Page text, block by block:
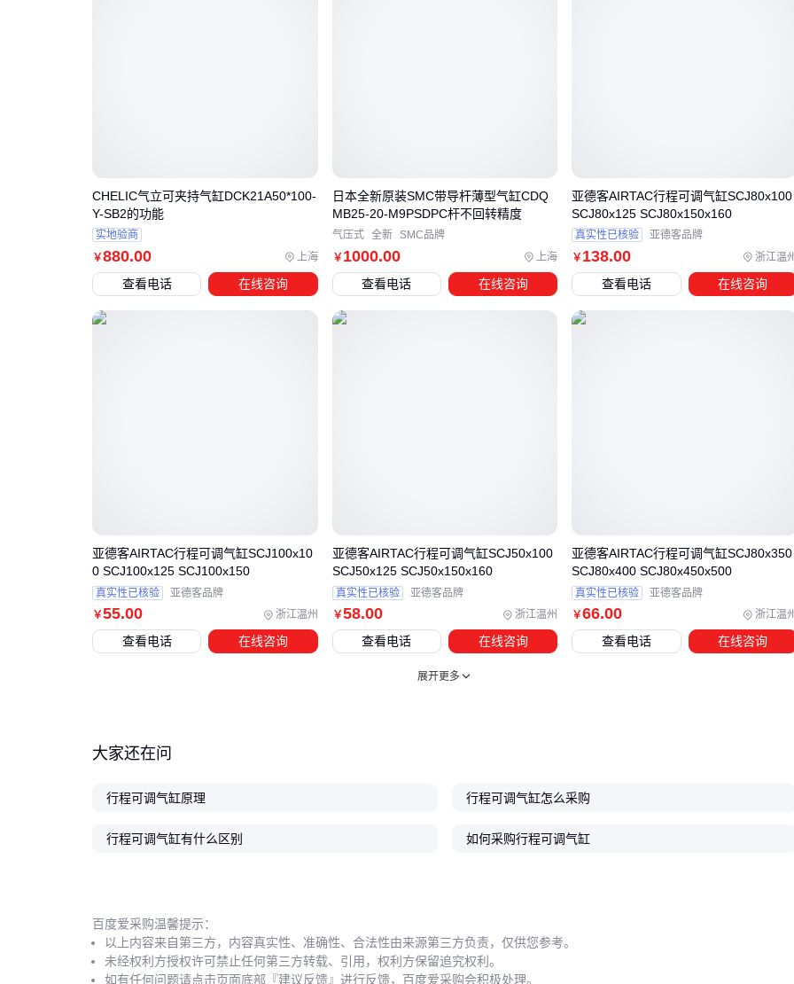
需要可靠的重复定位；再考虑预算是否包含控制系统成本。气
动方案在大多数基础应用中仍具性价比优势。
四、为什么行程可调气缸需要额外配置缓冲装置？
行程可调气缸在频繁调节行程时，活塞杆的冲击力会显著增
缸导向轴
使用时，能实时反馈活塞位置，这对需要精确停止
的自动化流水线尤为重要。安装时要注意避开强磁场干扰，并
优先选择带防护壳的型号。
气路配件同样影响系统稳定性。减压阀
能保持压力恒定，避
免负载变化导致行程漂移；
建议每2000次行程补充一次润滑脂，在粉尘环境或高温工况下
安装方式也影响长期性能。双导杆结构比单杆气缸更适合侧向
￥880.00 上海
CHELIC气立可夹持气缸DCK21A50*100-
Y-SB2的功能
实地验商
查看电话 在线咨询
￥1000.00 上海
日本全新原装SMC带导杆薄型气缸CDQ
MB25-20-M9PSDPC杆不回转精度
气压式 全新 SMC品牌
查看电话 在线咨询
￥138.00 浙江温
亚德客AIRTAC行程可调气缸SCJ80x100
SCJ80x125 SCJ80x150x160
真实性已核验 亚德客品牌
查看电话 在线咨询
￥55.00 浙江温州
亚德客AIRTAC行程可调气缸SCJ100x10
0 SCJ100x125 SCJ100x150
真实性已核验 亚德客品牌
查看电话 在线咨询
￥58.00 浙江温州
亚德客AIRTAC行程可调气缸SCJ50x100
SCJ50x125 SCJ50x150x160
真实性已核验 亚德客品牌
查看电话 在线咨询
￥66.00 浙江温
亚德客AIRTAC行程可调气缸SCJ80x350
SCJ80x400 SCJ80x450x500
真实性已核验 亚德客品牌
查看电话 在线咨询
展开更多
大家还在问
行程可调气缸原理 行程可调气缸怎么采购
行程可调气缸有什么区别 如何采购行程可调气缸
百度爱采购温馨提示：
以上内容来自第三方，内容真实性、准确性、合法性由来源第三方负责，仅供您参考。
未经权利方授权许可禁止任何第三方转载、引用，权利方保留追究权利。
如有任何问题请点击页面底部『建议反馈』进行反馈，百度爱采购会积极处理。